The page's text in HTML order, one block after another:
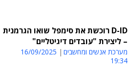
D-ID רוכשת את סימפל שואו הגרמנית
– ליצירת "עובדים דיגיטליים"
מערכת אנשים ומחשבים
16/09/2025
19:34